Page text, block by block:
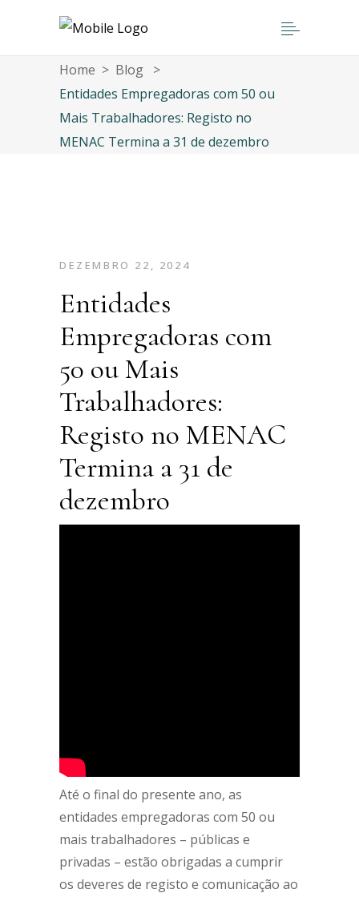
Home > Blog >
Entidades Empregadoras com 50 ou
Mais Trabalhadores: Registo no
MENAC Termina a 31 de dezembro
DEZEMBRO 22, 2024
Entidades
Empregadoras com
50 ou Mais
Trabalhadores:
Registo no MENAC
Termina a 31 de
dezembro
Até o final do presente ano, as
entidades empregadoras com 50 ou
mais trabalhadores – públicas e
privadas – estão obrigadas a cumprir
os deveres de registo e comunicação ao